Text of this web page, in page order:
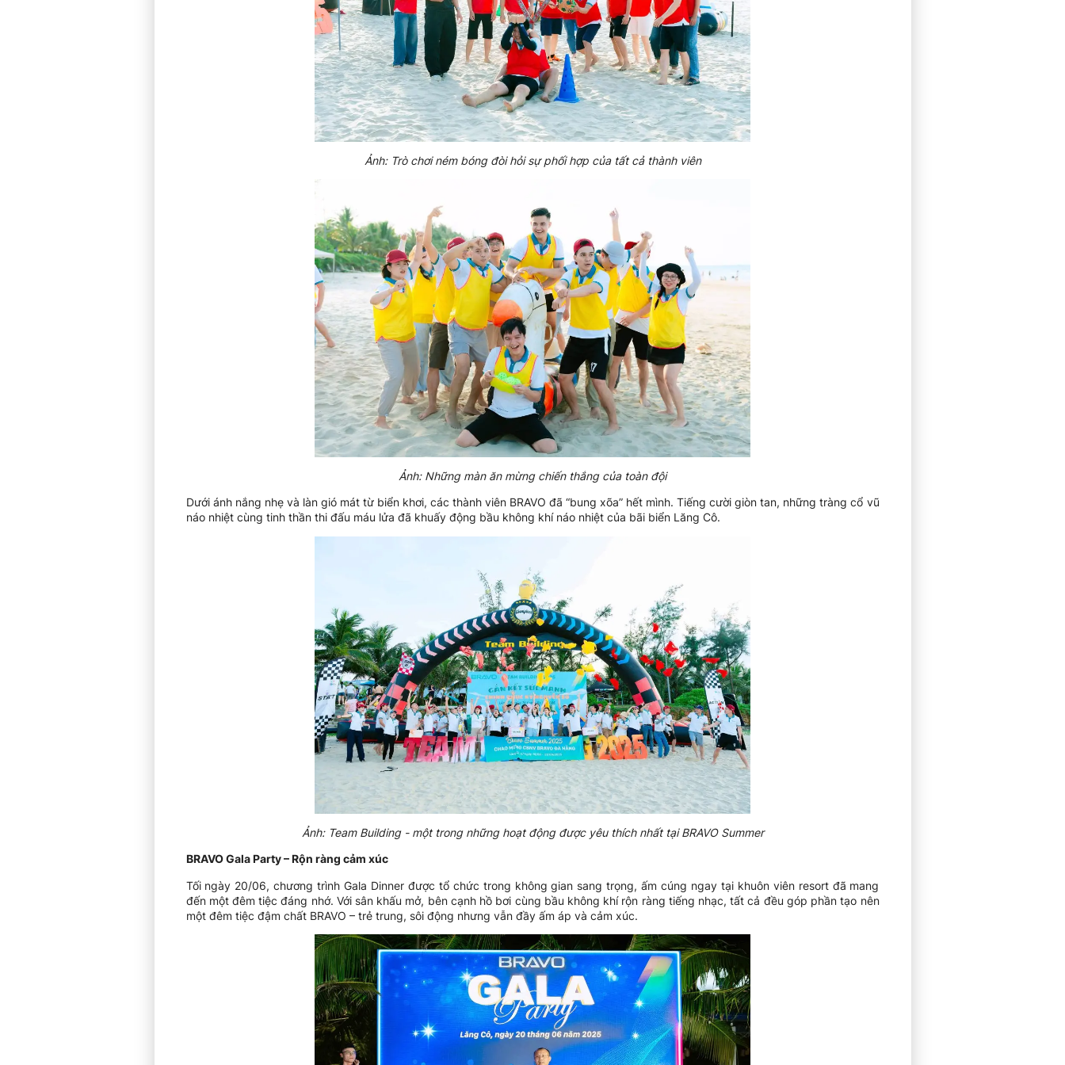
Ảnh: Trò chơi ném bóng đòi hỏi sự phối hợp của tất cả thành viên
Ảnh: Những màn ăn mừng chiến thắng của toàn đội
Dưới ánh nắng nhẹ và làn gió mát từ biển khơi, các thành viên BRAVO đã “bung xõa” hết mình. Tiếng cười giòn tan, những tràng cổ vũ
náo nhiệt cùng tinh thần thi đấu máu lửa đã khuấy động bầu không khí náo nhiệt của bãi biển Lăng Cô.
Ảnh: Team Building - một trong những hoạt động được yêu thích nhất tại BRAVO Summer
BRAVO Gala Party – Rộn ràng cảm xúc
Tối ngày 20/06, chương trình Gala Dinner được tổ chức trong không gian sang trọng, ấm cúng ngay tại khuôn viên resort đã mang
đến một đêm tiệc đáng nhớ. Với sân khấu mở, bên cạnh hồ bơi cùng bầu không khí rộn ràng tiếng nhạc, tất cả đều góp phần tạo nên
một đêm tiệc đậm chất BRAVO – trẻ trung, sôi động nhưng vẫn đầy ấm áp và cảm xúc.